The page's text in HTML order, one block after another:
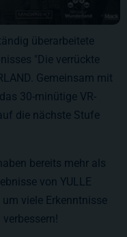
überarbeitete
"Die verrückte
Gemeinsam mit
30-minütige VR-
die nächste Stufe
bereits mehr als
von YULLE
viele Erkenntnisse